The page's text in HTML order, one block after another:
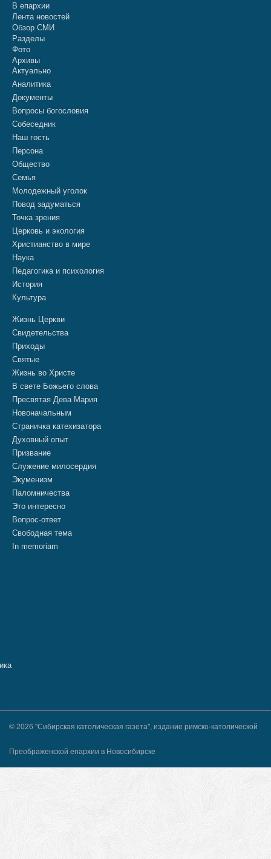
В епархии
Лента новостей
Обзор СМИ
Разделы
Фото
Архивы
Актуально
Аналитика
Документы
Вопросы богословия
Собеседник
Наш гость
Персона
Общество
Семья
Молодежный уголок
Повод задуматься
Точка зрения
Церковь и экология
Христианство в мире
Наука
Педагогика и психология
История
Культура
Жизнь Церкви
Свидетельства
Приходы
Святые
Жизнь во Христе
В свете Божьего слова
Пресвятая Дева Мария
Новоначальным
Страничка катехизатора
Духовный опыт
Призвание
Служение милосердия
Экуменизм
Паломничества
Это интересно
Вопрос-ответ
Свободная тема
In memoriam
© 2026 "Сибирская католическая газета", издание римско-католической
Преображенской епархии в Новосибирске